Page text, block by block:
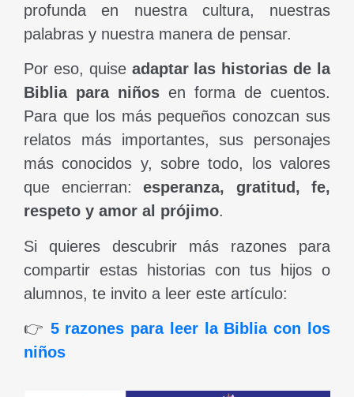
profunda en nuestra cultura, nuestras
palabras y nuestra manera de pensar.
Por eso, quise adaptar las historias de la
Biblia para niños en forma de cuentos.
Para que los más pequeños conozcan sus
relatos más importantes, sus personajes
más conocidos y, sobre todo, los valores
que encierran: esperanza, gratitud, fe,
respeto y amor al prójimo.
Si quieres descubrir más razones para
compartir estas historias con tus hijos o
alumnos, te invito a leer este artículo:
👉 5 razones para leer la Biblia con los
niños